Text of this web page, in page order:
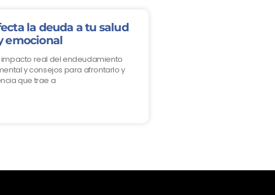
la deuda a tu salud
emocional
real del endeudamiento
y consejos para afrontarlo y
que trae a